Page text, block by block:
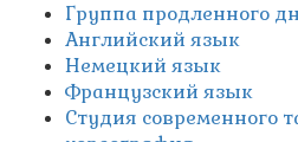
Группа продленного
Английский язык
Немецкий язык
Французский язык
Студия современного